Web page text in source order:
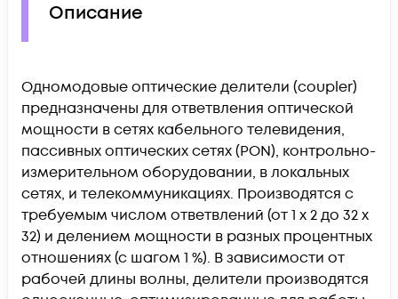
Описание
Одномодовые оптические делители (coupler)
предназначены для ответвления оптической
мощности в сетях кабельного телевидения,
пассивных оптических сетях (PON), контрольно-
измерительном оборудовании, в локальных
сетях, и телекоммуникациях. Производятся с
требуемым числом ответвлений (от 1 х 2 до 32 х
32) и делением мощности в разных процентных
отношениях (с шагом 1 %). В зависимости от
рабочей длины волны, делители производятся